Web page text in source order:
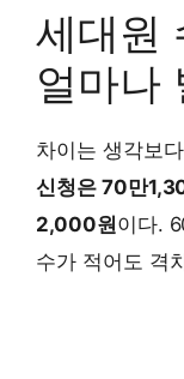
세대원
얼마나
차이는 생각보
신청은 70만
2,000원이다.
수가 적어도 격